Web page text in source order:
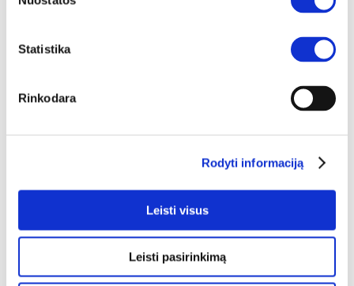
Statistika
Rinkodara
Rodyti informaciją
Leisti visus
Leisti pasirinkimą
Išmatavimai:
149€
Į krepšelį